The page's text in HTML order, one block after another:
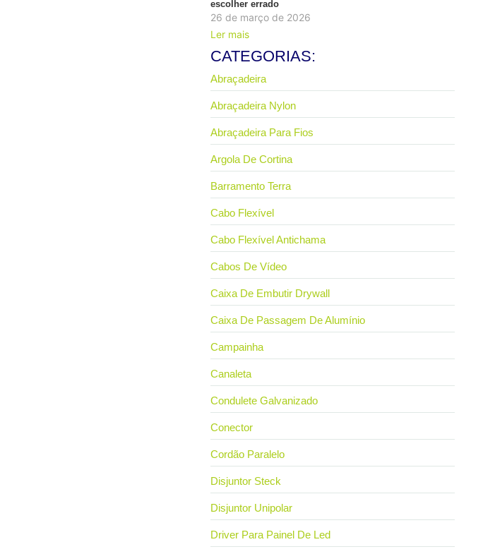
escolher errado
26 de março de 2026
Ler mais
CATEGORIAS:
Abraçadeira
Abraçadeira Nylon
Abraçadeira Para Fios
Argola De Cortina
Barramento Terra
Cabo Flexível
Cabo Flexível Antichama
Cabos De Vídeo
Caixa De Embutir Drywall
Caixa De Passagem De Alumínio
Campainha
Canaleta
Condulete Galvanizado
Conector
Cordão Paralelo
Disjuntor Steck
Disjuntor Unipolar
Driver Para Painel De Led